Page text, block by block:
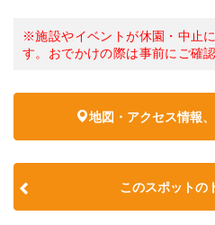
※施設やイベントが休園・中止
す。おでかけの際は事前にご確認
地図・アクセス情報
このスポットの